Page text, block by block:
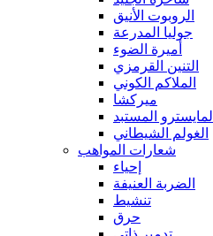
الروبوت الأنيق
جوليا المدرعة
أميرة الضوء
التنين القرمزي
الملاكم الكوني
ميركشا
المايسترو المستبد
الغولم الشيطاني
شعارات المواهب
إحياء
الضربة العنيفة
تنشيط
حرق